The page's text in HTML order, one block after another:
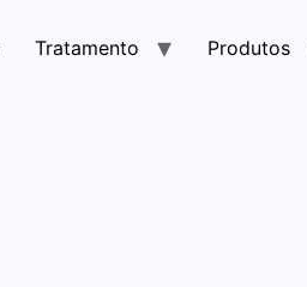
Tratamento Produtos